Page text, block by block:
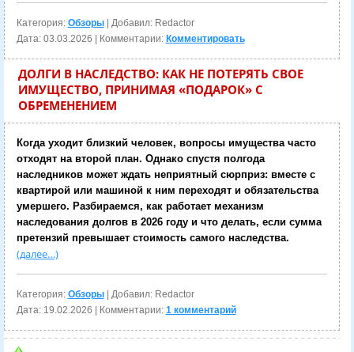
Категория: Обзоры| Добавил: Redactor
Дата: 03.03.2026 | Комментарии: Комментировать
ДОЛГИ В НАСЛЕДСТВО: КАК НЕ ПОТЕРЯТЬ СВОЕ
ИМУЩЕСТВО, ПРИНИМАЯ «ПОДАРОК» С
ОБРЕМЕНЕНИЕМ
Когда уходит близкий человек, вопросы имущества часто
отходят на второй план. Однако спустя полгода
наследников может ждать неприятный сюрприз: вместе с
квартирой или машиной к ним переходят и обязательства
умершего. Разбираемся, как работает механизм
наследования долгов в 2026 году и что делать, если сумма
претензий превышает стоимость самого наследства.
(далее…)
Категория: Обзоры| Добавил: Redactor
Дата: 19.02.2026 | Комментарии: 1 комментарий